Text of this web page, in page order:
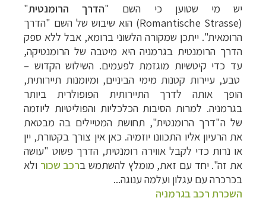
יש מי שטוען כי השם "הדרך הרומנטית"
(
Romantische Strasse) הוא שיבוש של השם "הדרך
הרומאית". ייתכן שמקורה הלשוני ברומא, אבל ללא ספק
הדרך הרומנטית בגרמניה היא מיטבה של הרומנטיקה,
עד כדי קיטשיות מוגזמת לפעמים. השילוש הקדוש –
טבע, עיירות קטנות מימי הביניים, ומיומנות תיירותית,
הופך אותה לדרך התיירותית הפופולרית ביותר
בגרמניה. למרות הסיבות הכלכליות והפוליטיות ליוזמה
של ה"דרך הרומנטית", תחושת המטיילים בה מבטאת
את הרעיון אליו התכוונו יוזמיה. כאן אין צורך בקטורת, יין
או נרות כדי לקבל אווירה רומנטית, הדרך פשוט "עושה
את זה". יחד עם זאת, מומלץ להשתמש ברכב שכור ולא
בכרכרה עם עגלון ועלמה ענוגה...
השכרת רכב בגרמניה